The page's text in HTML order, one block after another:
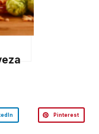
Pinterest